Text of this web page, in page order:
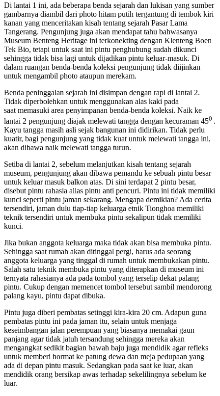
Di lantai 1 ini, ada beberapa benda sejarah dan lukisan yang sumber
gambarnya diambil dari photo hitam putih tergantung di tembok kiri
kanan yang menceritakan kisah tentang sejarah Pasar Lama
Tangerang. Pengunjung juga akan mendapat tahu bahwasanya
Museum Benteng Heritage ini terkonekting dengan Klenteng Boen
Tek Bio, tetapi untuk saat ini pintu penghubung sudah dikunci
sehingga tidak bisa lagi untuk dijadikan pintu keluar-masuk. Di
dalam ruangan benda-benda koleksi pengunjung tidak diijinkan
untuk mengambil photo ataupun merekam.
Benda peninggalan sejarah ini disimpan dengan rapi di lantai 2.
Tidak diperbolehkan untuk menggunakan alas kaki pada
saat memasuki area penyimpanan benda-benda koleksi. Naik ke
lantai 2 pengunjung diajak melewati tangga dengan kecuraman 450 .
Kayu tangga masih asli sejak bangunan ini didirikan. Tidak perlu
kuatir, bagi pengunjung yang tidak kuat untuk melewati tangga ini,
akan dibawa naik melewati tangga turun.
Setiba di lantai 2, sebelum melanjutkan kisah tentang sejarah
museum, pengunjung akan dibawa pemandu ke sebuah pintu besar
untuk keluar masuk balkon atas. Di sini terdapat 2 pintu besar,
disebut pintu rahasia alias pintu anti pencuri. Pintu ini tidak memiliki
kunci seperti pintu jaman sekarang. Mengapa demikian? Ada cerita
tersendiri, jaman dulu tiap-tiap keluarga etnik Tionghoa memiliki
teknik tersendiri untuk membuka pintu sekalipun tidak memiliki
kunci.
Jika bukan anggota keluarga maka tidak akan bisa membuka pintu.
Sehingga saat rumah akan ditinggal pergi, harus ada seorang
anggota keluarga yang tinggal di rumah untuk membukakan pintu.
Salah satu teknik membuka pintu yang diterapkan di museum ini
ternyata rahasianya ada pada tombol yang terselip dekat palang
pintu. Cukup dengan memencet tombol tersebut sambil mendorong
palang kayu, pintu dapat dibuka.
Pintu juga diberi pembatas setinggi kira-kira 20 cm. Adapun guna
pembatas pintu ini pada jaman itu, selain untuk menjaga
keseimbangan jalan perempuan yang biasanya memakai gaun
panjang agar tidak jatuh tersandung sehingga mereka akan
mengangkat sedikit bagian bawah baju juga mendidik agar refleks
untuk memberi hormat ke patung dewa dan meja pedupaan yang
ada di depan pintu masuk. Sedangkan pada saat ke luar, akan
mendidik orang bersikap awas terhadap sekelilingnya sebelum ke
luar.